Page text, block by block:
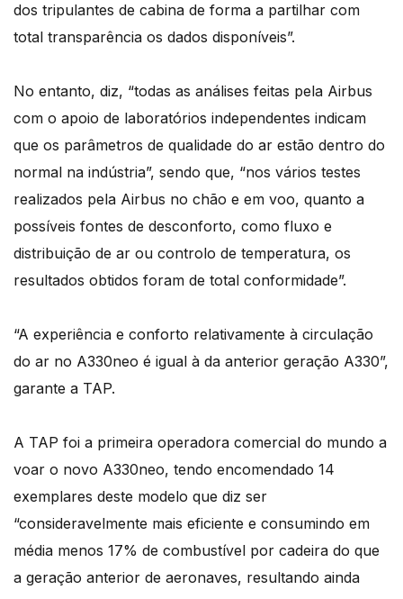
dos tripulantes de cabina de forma a partilhar com
total transparência os dados disponíveis”.
No entanto, diz, “todas as análises feitas pela Airbus
com o apoio de laboratórios independentes indicam
que os parâmetros de qualidade do ar estão dentro do
normal na indústria”, sendo que, “nos vários testes
realizados pela Airbus no chão e em voo, quanto a
possíveis fontes de desconforto, como fluxo e
distribuição de ar ou controlo de temperatura, os
resultados obtidos foram de total conformidade”.
“A experiência e conforto relativamente à circulação
do ar no A330neo é igual à da anterior geração A330”,
garante a TAP.
A TAP foi a primeira operadora comercial do mundo a
voar o novo A330neo, tendo encomendado 14
exemplares deste modelo que diz ser
“consideravelmente mais eficiente e consumindo em
média menos 17% de combustível por cadeira do que
a geração anterior de aeronaves, resultando ainda